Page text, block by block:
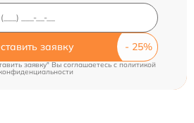
заявку
заявку" Вы соглашаетесь cполитикой